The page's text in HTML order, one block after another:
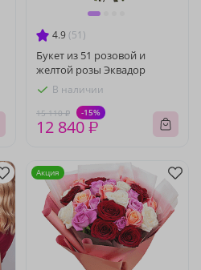
4.9 (51)
Букет из 51 розовой и
желтой розы Эквадор
В наличии
15 110 ₽ -15%
12 840 ₽
Акция